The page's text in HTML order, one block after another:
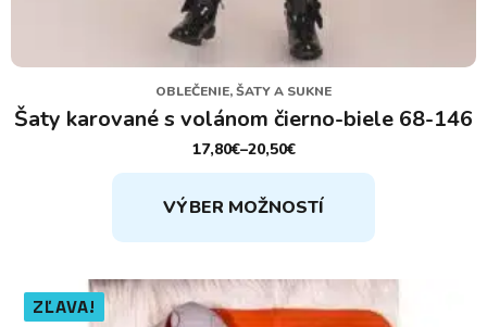
OBLEČENIE, ŠATY A SUKNE
Šaty karované s volánom čierno-biele 68-146
17,80€–20,50€
PRICE
RANGE:
THROUGH
VÝBER MOŽNOSTÍ
Tento
produkt
má
variantov.
Možnosti
ZĽAVA!